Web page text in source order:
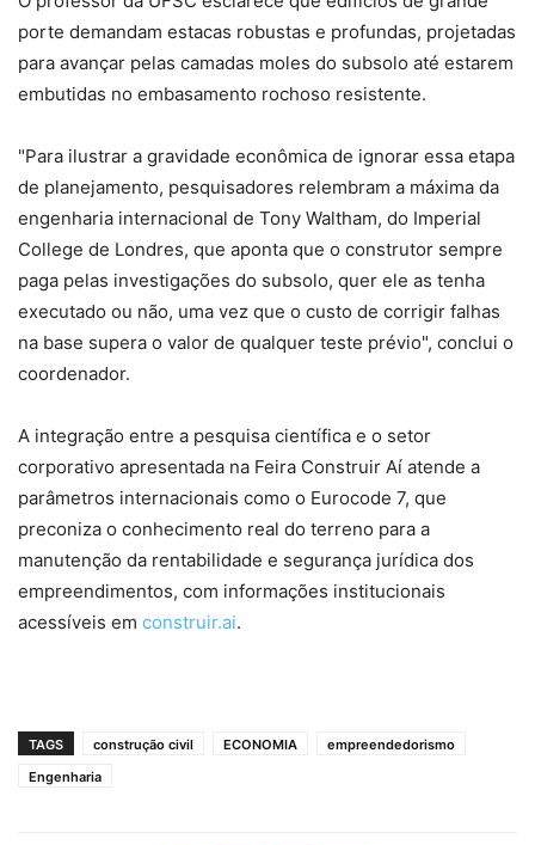
porte demandam estacas robustas e profundas, projetadas
para avançar pelas camadas moles do subsolo até estarem
embutidas no embasamento rochoso resistente.
"Para ilustrar a gravidade econômica de ignorar essa etapa
de planejamento, pesquisadores relembram a máxima da
engenharia internacional de Tony Waltham, do Imperial
College de Londres, que aponta que o construtor sempre
paga pelas investigações do subsolo, quer ele as tenha
executado ou não, uma vez que o custo de corrigir falhas
na base supera o valor de qualquer teste prévio", conclui o
coordenador.
A integração entre a pesquisa científica e o setor
corporativo apresentada na Feira Construir Aí atende a
parâmetros internacionais como o Eurocode 7, que
preconiza o conhecimento real do terreno para a
manutenção da rentabilidade e segurança jurídica dos
empreendimentos, com informações institucionais
acessíveis em construir.ai.
TAGS construção civil ECONOMIA
empreendedorismo
Engenharia